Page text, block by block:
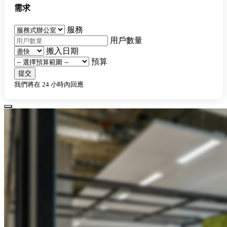
需求
服務
用戶數量
搬入日期
預算
提交
我們將在 24 小時內回應